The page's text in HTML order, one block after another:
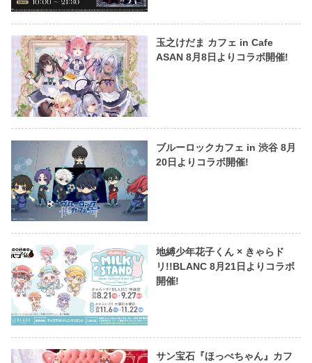
玉之けだま カフェ in Cafe
ASAN 8月8日よりコラボ開催!
ブルーロックカフェ in 渋谷 8月
20日よりコラボ開催!
地縛少年花子くん × きゃらド
リ!!BLANC 8月21日よりコラボ
開催!
サン宝石『ほっぺちゃん』カフ